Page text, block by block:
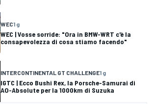
WEC1 g
WEC | Vosse sorride: "Ora in BMW-WRT c'è la
consapevolezza di cosa stiamo facendo"
INTERCONTINENTAL GT CHALLENGE1 g
IGTC | Ecco Bushi Rex, la Porsche-Samurai di
AO-Absolute per la 1000km di Suzuka